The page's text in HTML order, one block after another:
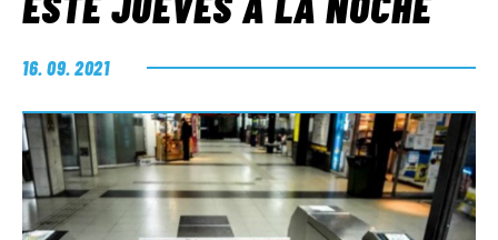
FUERA DE MEGÁFONO
EL LADO «G»
16. 09. 2021